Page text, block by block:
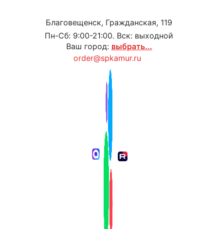
Благовещенск, Гражданская, 119
Пн-Сб: 9:00-21:00. Вск: выходной
Ваш город: выбрать...
order@spkamur.ru